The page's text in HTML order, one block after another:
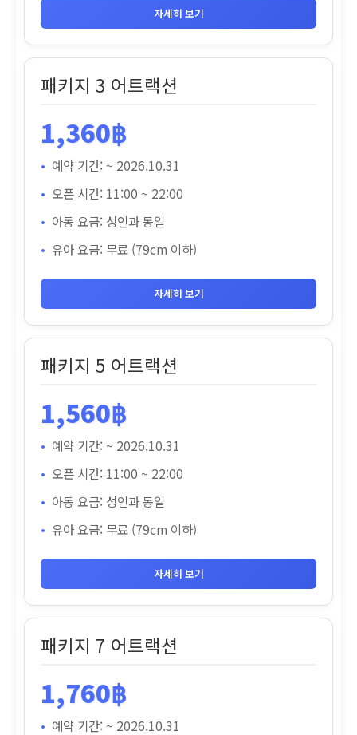
자세히 보기
패키지 3 어트랙션
1,360฿
예약 기간: ~ 2026.10.31
오픈 시간: 11:00 ~ 22:00
아동 요금: 성인과 동일
유아 요금: 무료 (79cm 이하)
자세히 보기
패키지 5 어트랙션
1,560฿
예약 기간: ~ 2026.10.31
오픈 시간: 11:00 ~ 22:00
아동 요금: 성인과 동일
유아 요금: 무료 (79cm 이하)
자세히 보기
패키지 7 어트랙션
1,760฿
예약 기간: ~ 2026.10.31